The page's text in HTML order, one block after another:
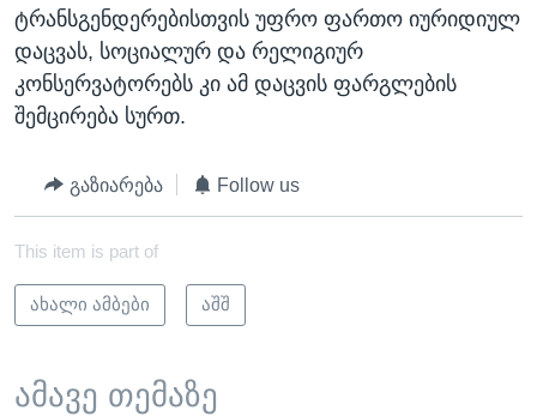
ტრანსგენდერებისთვის უფრო ფართო იურიდიულ
დაცვას, სოციალურ და რელიგიურ
კონსერვატორებს კი ამ დაცვის ფარგლების
შემცირება სურთ.
გაზიარება Follow us
This item is part of
ახალი ამბები აშშ
ამავე თემაზე